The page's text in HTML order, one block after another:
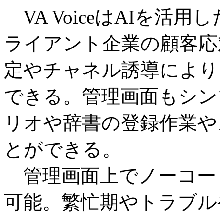
VA VoiceはAIを活用し
ライアント企業の顧客
定やチャネル誘導によ
できる。管理画面もシ
リオや辞書の登録作業
とができる。
管理画面上でノーコ
可能。繁忙期やトラブ